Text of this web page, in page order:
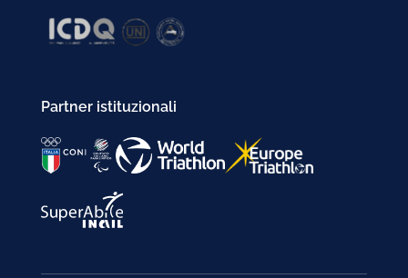
Partner istituzionali